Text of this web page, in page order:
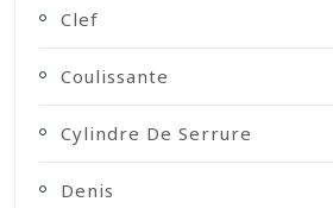
Clef
Coulissante
Cylindre De Serrure
Denis